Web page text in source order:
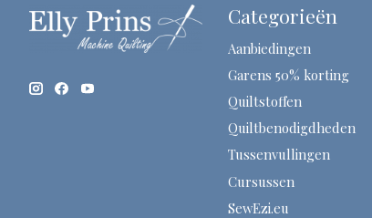
Categorieën
Aanbiedingen
Garens 50% korting
Quiltstoffen
Quiltbenodigdheden
Tussenvullingen
Cursussen
SewEzi.eu